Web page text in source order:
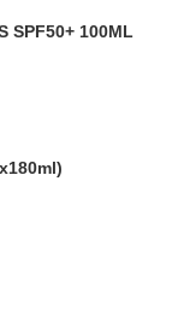
SPF50+ 100ML